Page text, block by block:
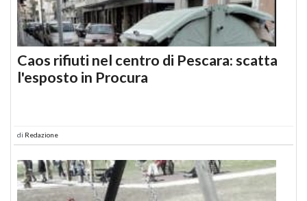
Caos rifiuti nel centro di Pescara: scatta
l'esposto in Procura
di Redazione